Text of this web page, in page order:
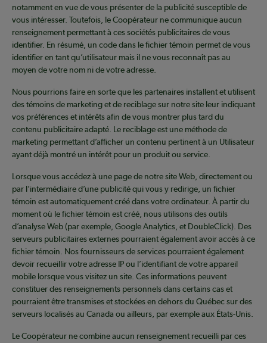
notamment en vue de vous présenter de la publicité susceptible de
vous intéresser. Toutefois, le Coopérateur ne communique aucun
renseignement permettant à ces sociétés publicitaires de vous
identifier. En résumé, un code dans le fichier témoin permet de vous
identifier en tant qu’utilisateur mais il ne vous reconnaît pas au
moyen de votre nom ni de votre adresse.
Nous pourrions faire en sorte que les partenaires installent et utilisent
des témoins de marketing et de reciblage sur notre site leur indiquant
vos préférences et intérêts afin de vous montrer plus tard du
contenu publicitaire adapté. Le reciblage est une méthode de
marketing permettant d’afficher un contenu pertinent à un Utilisateur
ayant déjà montré un intérêt pour un produit ou service.
Lorsque vous accédez à une page de notre site Web, directement ou
par l’intermédiaire d’une publicité qui vous y redirige, un fichier
témoin est automatiquement créé dans votre ordinateur. À partir du
moment où le fichier témoin est créé, nous utilisons des outils
d’analyse Web (par exemple, Google Analytics, et DoubleClick). Des
serveurs publicitaires externes pourraient également avoir accès à ce
fichier témoin. Nos fournisseurs de services pourraient également
devoir recueillir votre adresse IP ou l’identifiant de votre appareil
mobile lorsque vous visitez un site. Ces informations peuvent
constituer des renseignements personnels dans certains cas et
pourraient être transmises et stockées en dehors du Québec sur des
serveurs localisés au Canada ou ailleurs, par exemple aux États-Unis.
Le Coopérateur ne combine aucun renseignement recueilli par ces